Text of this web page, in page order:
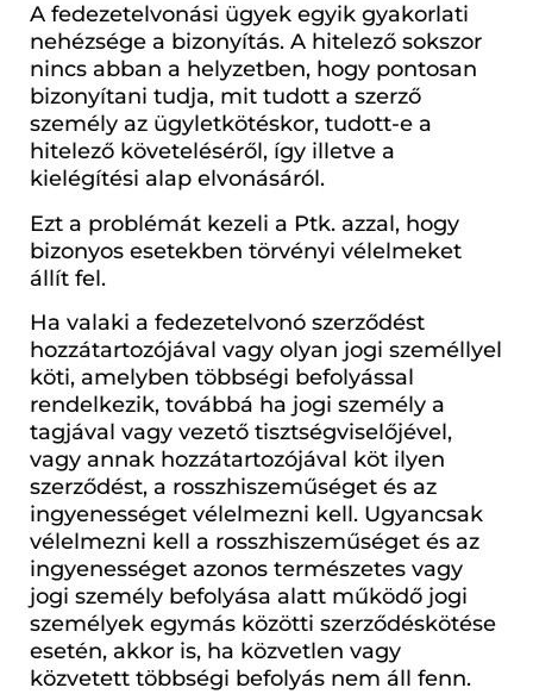
A fedezetelvonási ügyek egyik gyakorlati
nehézsége a bizonyítás. A hitelező sokszor
nincs abban a helyzetben, hogy pontosan
bizonyítani tudja, mit tudott a szerző
személy az ügyletkötéskor, tudott-e a
hitelező követeléséről, így illetve a
kielégítési alap elvonásáról.
Ezt a problémát kezeli a Ptk. azzal, hogy
bizonyos esetekben törvényi vélelmeket
állít fel.
Ha valaki a fedezetelvonó szerződést
hozzátartozójával vagy olyan jogi személlyel
köti, amelyben többségi befolyással
rendelkezik, továbbá ha jogi személy a
tagjával vagy vezető tisztségviselőjével,
vagy annak hozzátartozójával köt ilyen
szerződést, a rosszhiszeműséget és az
ingyenességet vélelmezni kell. Ugyancsak
vélelmezni kell a rosszhiszeműséget és az
ingyenességet azonos természetes vagy
jogi személy befolyása alatt működő jogi
személyek egymás közötti szerződéskötése
esetén, akkor is, ha közvetlen vagy
közvetett többségi befolyás nem áll fenn.